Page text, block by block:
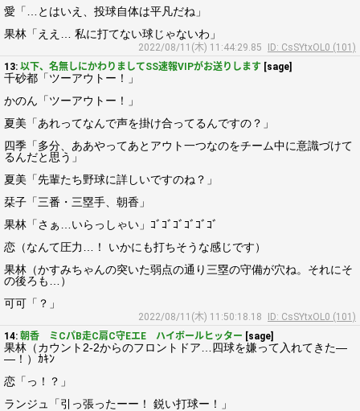
愛「…とはいえ、投球自体は平凡だね」
果林「ええ… 私に打てない球じゃないわ」
2022/08/11(木) 11:44:29.85
ID: CsSYtxOL0 (101)
13: 以下、名無しにかわりましてSS速報VIPがお送りします [sage]
千砂都「ツーアウトー！」
かのん「ツーアウトー！」
夏美「あれってなんで声を掛け合ってるんですの？」
四季「多分、ああやってあとアウト一つなのをチーム中に意識づけて
るんだと思う」
夏美「先輩たち野球に詳しいですのね？」
栞子「三番・三塁手、朝香」
果林「さぁ…いらっしゃい」ｺﾞｺﾞｺﾞｺﾞｺﾞｺﾞ
恋（なんて圧力…！ いかにも打ちそうな感じです）
果林（かすみちゃんの突いた弱点の通り三塁の守備が穴ね。それにそ
の後ろも…）
可可「？」
2022/08/11(木) 11:50:18.18
ID: CsSYtxOL0 (101)
14: 朝香 ミCパB走C肩C守EエE ハイボールヒッター [sage]
果林（カウント2-2からのフロントドア…四球を嫌って入れてきた―
―！）ｶｷﾝ
恋「っ！？」
ランジュ「引っ張ったーー！ 鋭い打球ー！」